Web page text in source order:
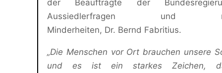
der Beauftragte der
Aussiedlerfragen und
Minderheiten, Dr. Bernd Fabritius.
„Die Menschen vor Ort brauchen unsere
und es ist ein starkes Zeichen,